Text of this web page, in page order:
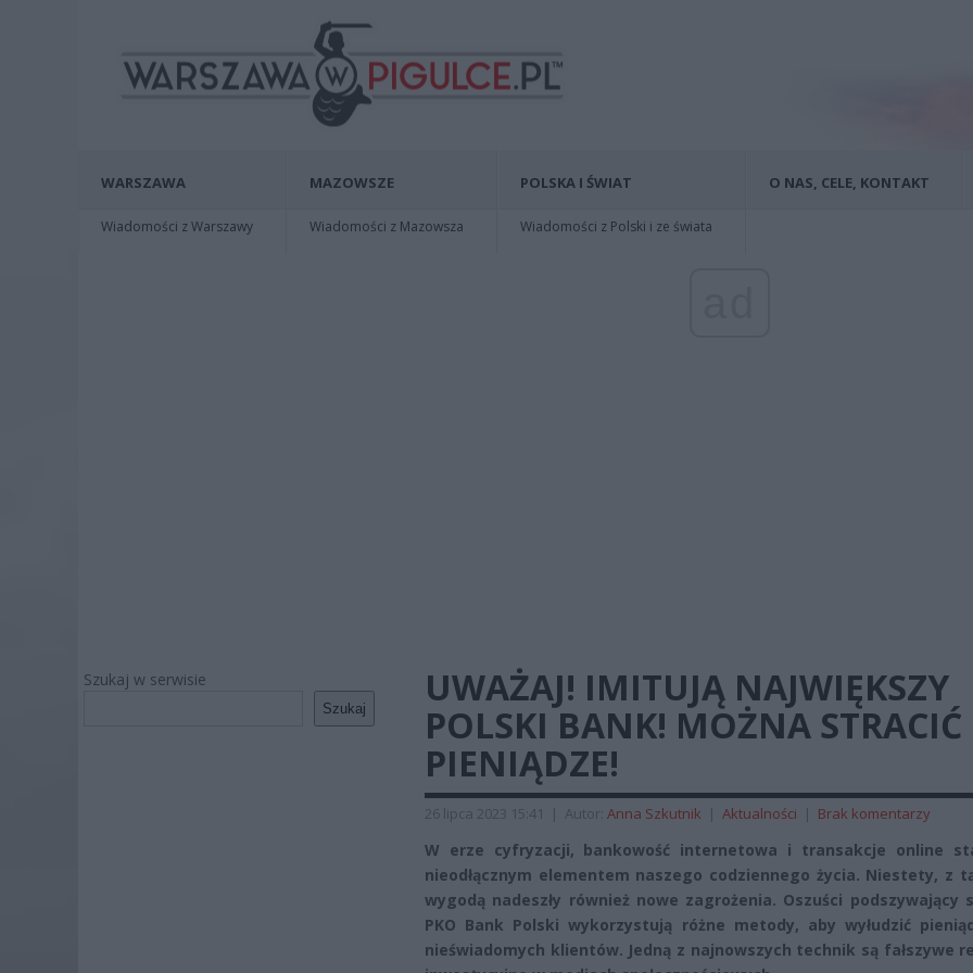
WARSZAWA
Wiadomości z Warszawy
MAZOWSZE
Wiadomości z Mazowsza
POLSKA I ŚWIAT
Wiadomości z Polski i ze świata
O NAS, CELE, KONTAKT
Szukaj w serwisie
Szukaj
UWAŻAJ! IMITUJĄ NAJWIĘKSZY
POLSKI BANK! MOŻNA STRACIĆ
PIENIĄDZE!
26 lipca 2023 15:41 | Autor: Anna Szkutnik | Aktualności | Brak komentarzy
W erze cyfryzacji, bankowość internetowa i transakcje online
nieodłącznym elementem naszego codziennego życia. Niestety, z
wygodą nadeszły również nowe zagrożenia. Oszuści podszywający
PKO Bank Polski wykorzystują różne metody, aby wyłudzić
nieświadomych klientów. Jedną z najnowszych technik są fałszywe